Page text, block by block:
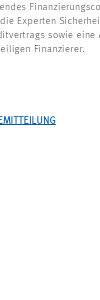
Experten
sowie eine
Finanzierer.